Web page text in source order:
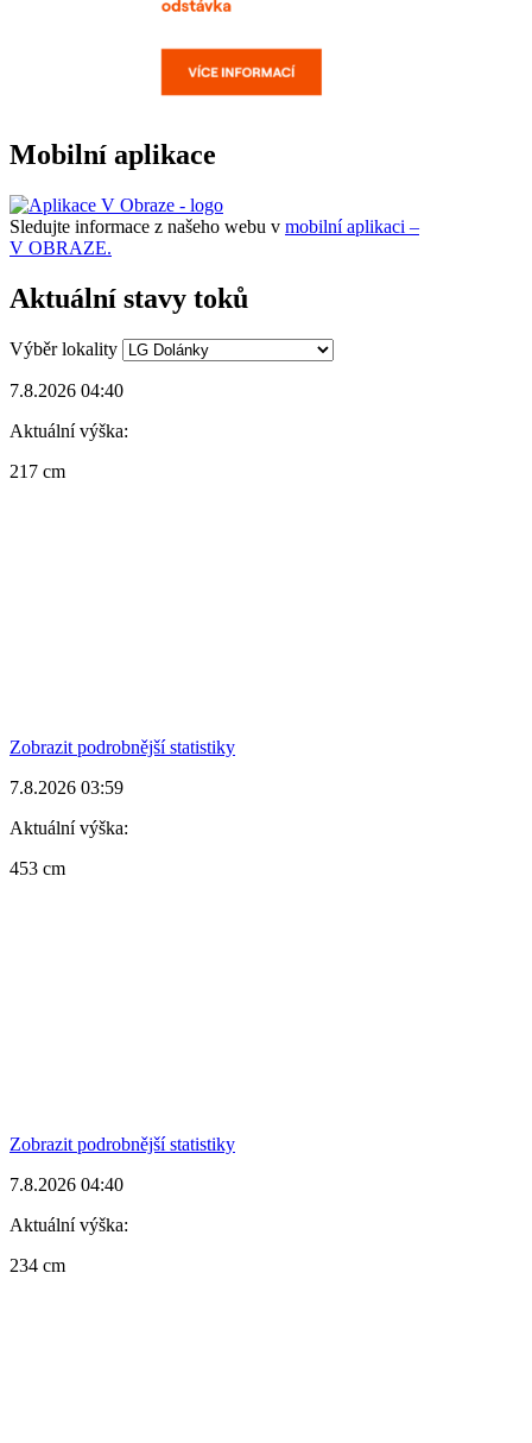
Mobilní aplikace
Sledujte informace z našeho webu v mobilní aplikaci –
V OBRAZE.
Aktuální stavy toků
Výběr lokality
7.8.2026 04:40
Aktuální výška:
217 cm
Zobrazit podrobnější statistiky
7.8.2026 03:59
Aktuální výška:
453 cm
Zobrazit podrobnější statistiky
7.8.2026 04:40
Aktuální výška:
234 cm